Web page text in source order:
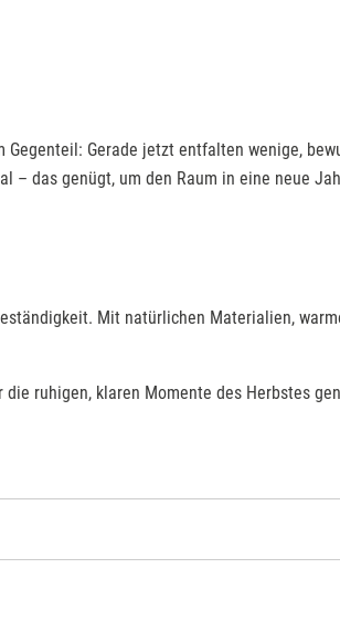
Gerade jetzt entfalten wenige,
– das genügt, um den Raum in eine neue
Mit natürlichen Materialien,
ruhigen, klaren Momente des Herbstes